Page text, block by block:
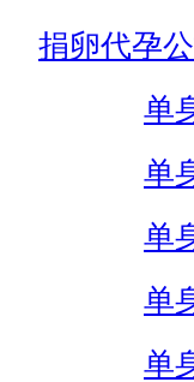
捐卵代孕
单
单
单
单
单